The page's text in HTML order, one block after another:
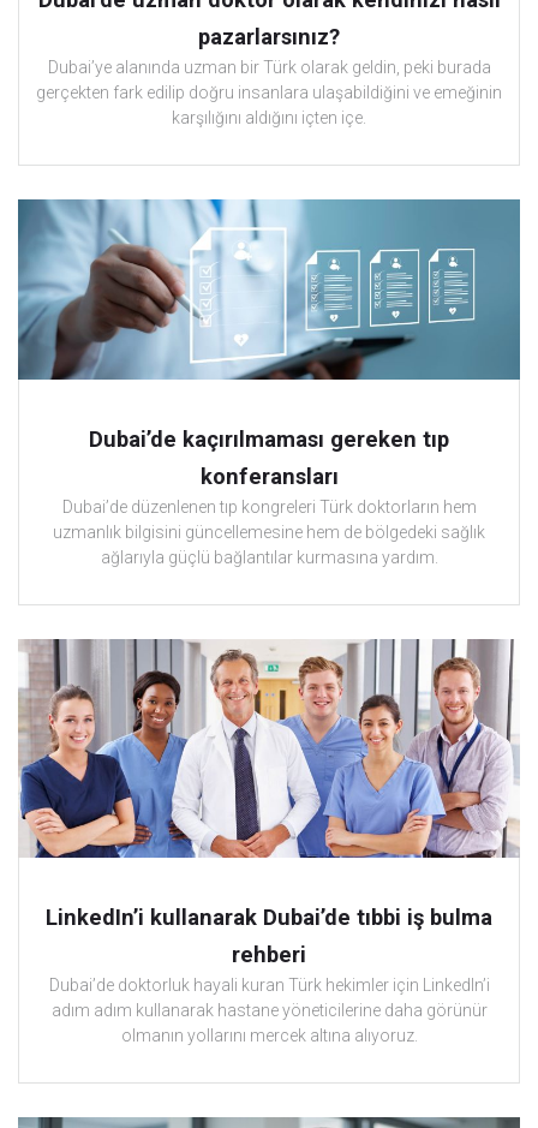
pazarlarsınız?
Dubai’ye alanında uzman bir Türk olarak geldin, peki burada
gerçekten fark edilip doğru insanlara ulaşabildiğini ve emeğinin
karşılığını aldığını içten içe.
Dubai’de kaçırılmaması gereken tıp
konferansları
Dubai’de düzenlenen tıp kongreleri Türk doktorların hem
uzmanlık bilgisini güncellemesine hem de bölgedeki sağlık
ağlarıyla güçlü bağlantılar kurmasına yardım.
LinkedIn’i kullanarak Dubai’de tıbbi iş bulma
rehberi
Dubai’de doktorluk hayali kuran Türk hekimler için LinkedIn’i
adım adım kullanarak hastane yöneticilerine daha görünür
olmanın yollarını mercek altına alıyoruz.